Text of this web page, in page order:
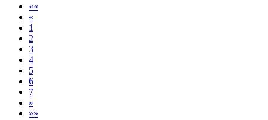
««
«
1
2
3
4
5
6
7
»
»»